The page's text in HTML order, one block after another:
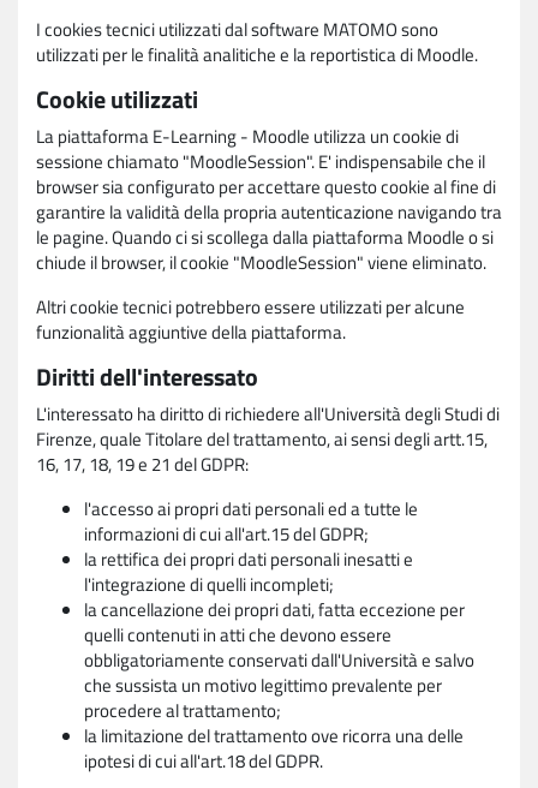
I cookies tecnici utilizzati dal software MATOMO sono
utilizzati per le finalità analitiche e la reportistica di Moodle.
Cookie utilizzati
La piattaforma E-Learning - Moodle utilizza un cookie di
sessione chiamato "MoodleSession". E' indispensabile che il
browser sia configurato per accettare questo cookie al fine di
garantire la validità della propria autenticazione navigando tra
le pagine. Quando ci si scollega dalla piattaforma Moodle o si
chiude il browser, il cookie "MoodleSession" viene eliminato.
Altri cookie tecnici potrebbero essere utilizzati per alcune
funzionalità aggiuntive della piattaforma.
Diritti dell'interessato
L'interessato ha diritto di richiedere all'Università degli Studi di
Firenze, quale Titolare del trattamento, ai sensi degli artt.15,
16, 17, 18, 19 e 21 del GDPR:
l'accesso ai propri dati personali ed a tutte le
informazioni di cui all'art.15 del GDPR;
la rettifica dei propri dati personali inesatti e
l'integrazione di quelli incompleti;
la cancellazione dei propri dati, fatta eccezione per
quelli contenuti in atti che devono essere
obbligatoriamente conservati dall'Università e salvo
che sussista un motivo legittimo prevalente per
procedere al trattamento;
la limitazione del trattamento ove ricorra una delle
ipotesi di cui all'art.18 del GDPR.